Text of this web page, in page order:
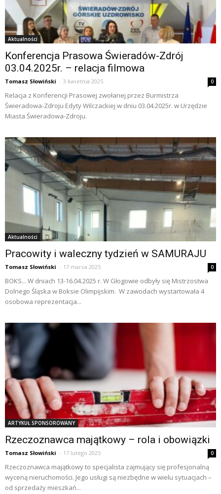
Aktualności
Konferencja Prasowa Świeradów-Zdrój
03.04.2025r. – relacja filmowa
Tomasz Słowiński - 3 kwietnia 2025 0
Relacja z Konferencji Prasowej zwołanej przez Burmistrza
Świeradowa-Zdroju Edyty Wilczackiej w dniu 03.04.2025r. w Urzędzie
Miasta Świeradowa-Zdroju.
Aktualności
Pracowity i waleczny tydzień w SAMURAJU
Tomasz Słowiński - 17 marca 2025 0
BOKS... W dniach 13-16.04.2025 r. W Głogowie odbyły się Mistrzostwa
Dolnego Śląska w Boksie Olimpijskim. W zawodach wystartowała 4
osobowa reprezentacja...
ARTYKUŁ SPONSOROWANY
Rzeczoznawca majątkowy – rola i obowiązki
Tomasz Słowiński - 17 lutego 2025 0
Rzeczoznawca majątkowy to specjalista zajmujący się profesjonalną
wyceną nieruchomości. Jego usługi są niezbędne w wielu sytuacjach –
od sprzedaży mieszkań...